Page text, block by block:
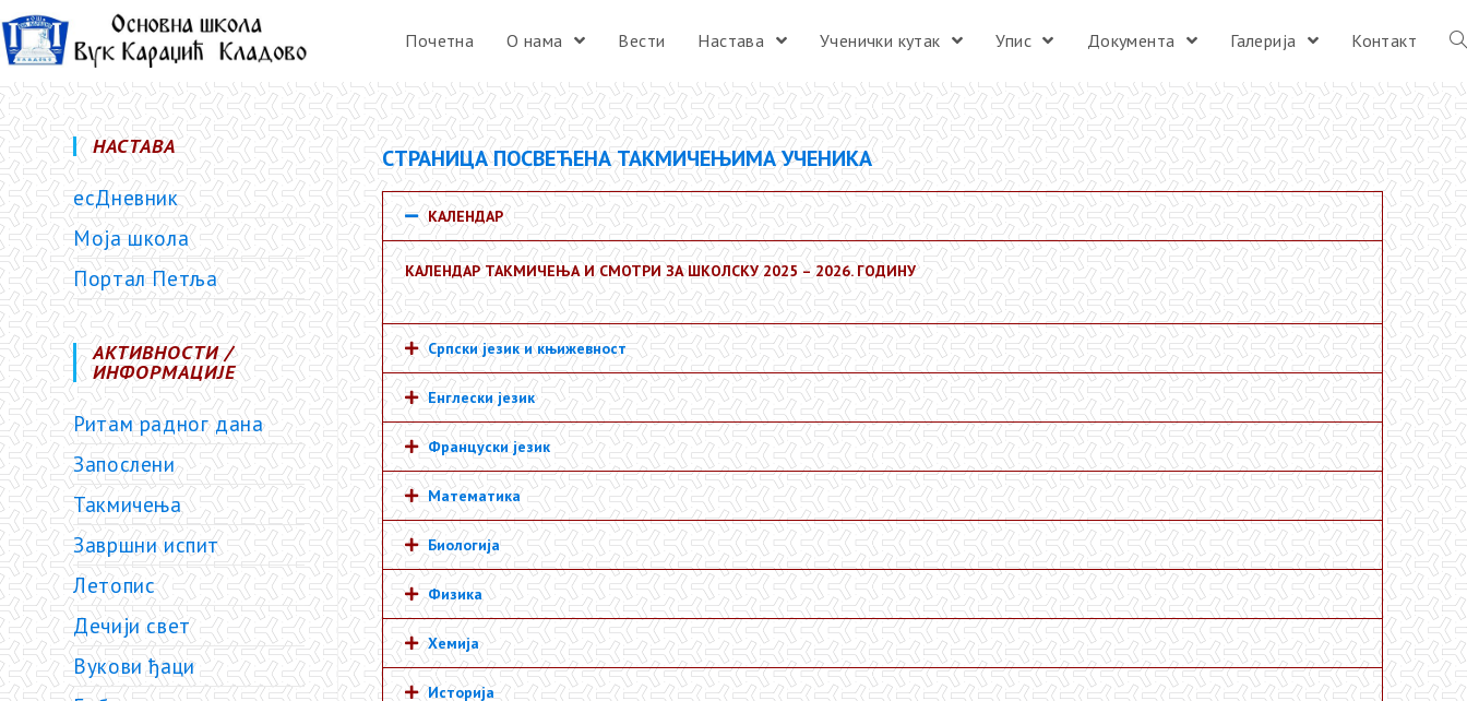
Почетна О нама Вести Настава Ученички кутак Упис Документа Галерија Контакт
СТРАНИЦА ПОСВЕЋЕНА ТАКМИЧЕЊИМА УЧЕНИКА
КАЛЕНДАР
КАЛЕНДАР ТАКМИЧЕЊА И СМОТРИ ЗА ШКОЛСКУ 2025 – 2026. ГОДИНУ
Српски језик и књижевност
Енглески језик
Француски језик
Математика
Биологија
Физика
Хемија
Историја
НАСТАВА
есДневник
Моја школа
Портал Петља
АКТИВНОСТИ /
ИНФОРМАЦИЈЕ
Ритам радног дана
Запослени
Такмичења
Завршни испит
Летопис
Дечији свет
Вукови ђаци